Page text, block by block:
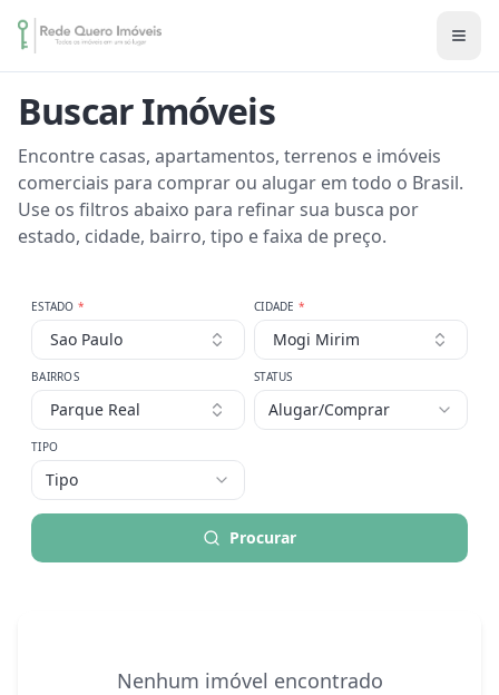
Buscar Imóveis
Encontre casas, apartamentos, terrenos e imóveis
comerciais para comprar ou alugar em todo o Brasil.
Use os filtros abaixo para refinar sua busca por
estado, cidade, bairro, tipo e faixa de preço.
ESTADO *
Sao Paulo
CIDADE *
Mogi Mirim
BAIRROS
Parque Real
STATUS
Alugar/Comprar
TIPO
Tipo
Procurar
Nenhum imóvel encontrado